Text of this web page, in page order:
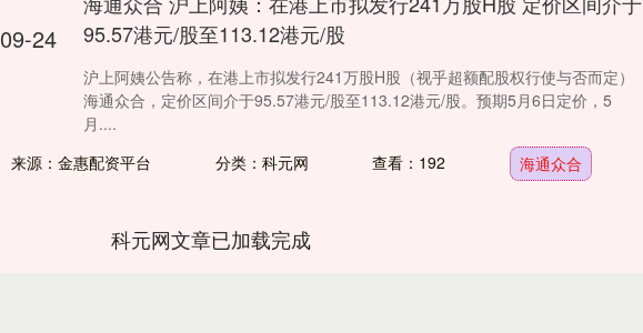
09-24
95.57港元/股至113.12港元/股
沪上阿姨公告称，在港上市拟发行241万股H股（视乎超额配股权行使与否而定）
海通众合，定价区间介于95.57港元/股至113.12港元/股。预期5月6日定价，5
月....
来源：金惠配资平台
分类：科元网 查看：192 海通众合
科元网文章已加载完成